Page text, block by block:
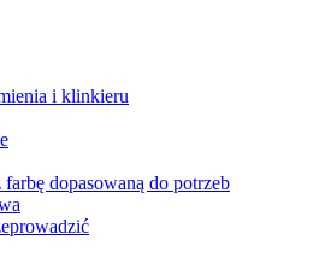
i klinkieru
dopasowaną do potrzeb